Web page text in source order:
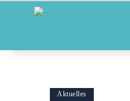
ABGEORDNETE
Aktuelles